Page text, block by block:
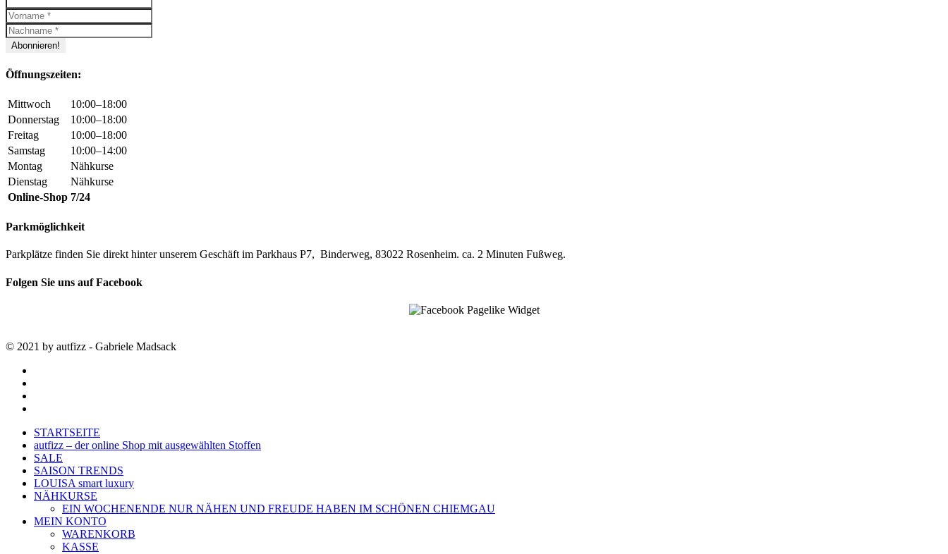
Öffnungszeiten:
Mittwoch
10:00–18:00
Donnerstag
10:00–18:00
Freitag
10:00–18:00
Samstag
10:00–14:00
Montag
Nähkurse
Dienstag
Nähkurse
Online-Shop 7/24
Parkmöglichkeit
Parkplätze finden Sie direkt hinter unserem Geschäft im Parkhaus P7, Binderweg, 83022 Rosenheim. ca. 2 Minuten Fußweg.
Folgen Sie uns auf Facebook
© 2021 by autfizz - Gabriele Madsack
Close
Menu
STARTSEITE
autfizz – der online Shop mit ausgewählten Stoffen
SALE
SAISON TRENDS
LOUISA smart luxury
NÄHKURSE
EIN WOCHENENDE NUR NÄHEN UND FREUDE HABEN IM SCHÖNEN CHIEMGAU
MEIN KONTO
WARENKORB
KASSE